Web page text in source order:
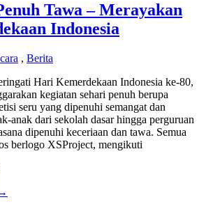
Tawa – Merayakan
Indonesia
, Berita
Hari Kemerdekaan Indonesia ke-80,
kegiatan sehari penuh berupa
seru yang dipenuhi semangat dan
anak dari sekolah dasar hingga perguruan
dipenuhi keceriaan dan tawa. Semua
berlogo XSProject, mengikuti